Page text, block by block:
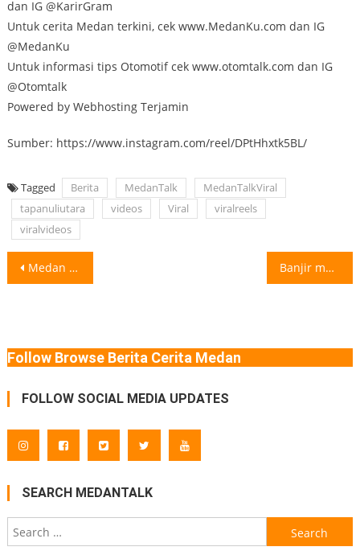
dan IG @KarirGram
Untuk cerita Medan terkini, cek www.MedanKu.com dan IG
@MedanKu
Untuk informasi tips Otomotif cek www.otomtalk.com dan IG
@Otomtalk
Powered by Webhosting Terjamin
Sumber: https://www.instagram.com/reel/DPtHhxtk5BL/
Tagged Berita MedanTalk
MedanTalkViral
tapanuliutara
videos Viral
viralreels
viralvideos
Post
Medan Masih Tergenang Dari Hujan Semalam Dari sejumlah pengirim video terpantau lokasi Banjir melanda sejumlah titik di Medan usai hujan deras mengguyur sejak Sabtu
Follow Browse Berita Cerita Medan
FOLLOW SOCIAL MEDIA UPDATES
SEARCH MEDANTALK
Search
for: